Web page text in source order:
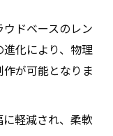
ドベースのレン
化により、物理
が可能となりま
軽減され、柔軟